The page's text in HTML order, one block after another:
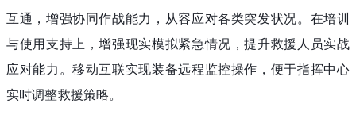
互通，增强协同作战能力，从容应对各类突发状况。在培训
与使用支持上，增强现实模拟紧急情况，提升救援人员实战
应对能力。移动互联实现装备远程监控操作，便于指挥中心
实时调整救援策略。